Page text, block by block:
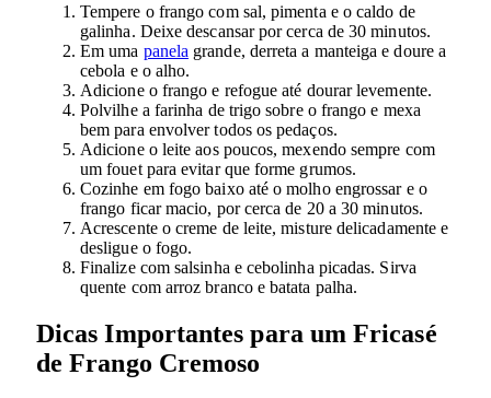
Tempere o frango com sal, pimenta e o caldo de
galinha. Deixe descansar por cerca de 30 minutos.
Em uma panela grande, derreta a manteiga e doure a
cebola e o alho.
Adicione o frango e refogue até dourar levemente.
Polvilhe a farinha de trigo sobre o frango e mexa
bem para envolver todos os pedaços.
Adicione o leite aos poucos, mexendo sempre com
um fouet para evitar que forme grumos.
Cozinhe em fogo baixo até o molho engrossar e o
frango ficar macio, por cerca de 20 a 30 minutos.
Acrescente o creme de leite, misture delicadamente e
desligue o fogo.
Finalize com salsinha e cebolinha picadas. Sirva
quente com arroz branco e batata palha.
Dicas Importantes para um Fricasé
de Frango Cremoso